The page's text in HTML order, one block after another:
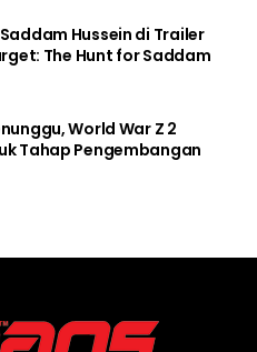
Hussein di Trailer
The Hunt for Saddam
World War Z 2
Tahap Pengembangan